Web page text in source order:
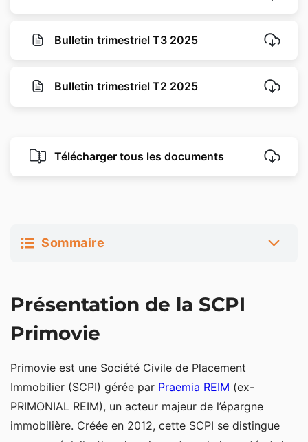
Bulletin trimestriel T3 2025
Bulletin trimestriel T2 2025
Télécharger tous les documents
Sommaire
Stratégie d’investissement de Primovie
Présentation de la SCPI
Primovie
Primovie est une Société Civile de Placement
Immobilier (SCPI) gérée par Praemia REIM (ex-
PRIMONIAL REIM), un acteur majeur de l’épargne
immobilière. Créée en 2012, cette SCPI se distingue